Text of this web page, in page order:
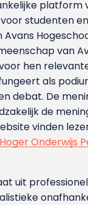
platform
studenten en
van
hen
als
debat. De
de
vinden
Hoger Onderwijs
uit